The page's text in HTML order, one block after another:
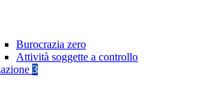
Burocrazia zero
Attività soggette a controllo
3